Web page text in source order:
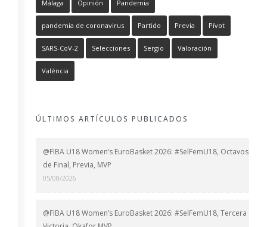
Málaga Opinión Pandemia
pandemia de coronavirus Partido Previa Pívot
SARS-CoV-2 Selecciones Sergio Valoración
València
ÚLTIMOS ARTÍCULOS PUBLICADOS
@FIBA U18 Women’s EuroBasket 2026: #SelFemU18, Octavos
de Final, Previa, MVP
05/08/2026
@FIBA U18 Women’s EuroBasket 2026: #SelFemU18, Tercera